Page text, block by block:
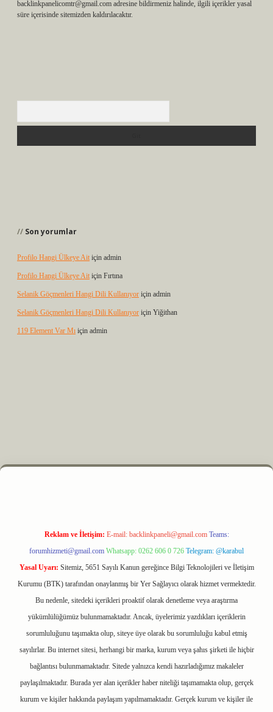
backlinkpanelicomtr@gmail.com adresine bildirmeniz halinde, ilgili içerikler yasal
süre içerisinde sitemizden kaldırılacaktır.
Son yorumlar
Profilo Hangi Ülkeye Ait için admin
Profilo Hangi Ülkeye Ait için Fırtına
Selanik Göçmenleri Hangi Dili Kullanıyor için admin
Selanik Göçmenleri Hangi Dili Kullanıyor için Yiğithan
119 Element Var Mı için admin
elexbet
Reklam ve İletişim: E-mail: backlinkpaneli@gmail.com Teams:
forumhizmeti@gmail.com Whatsapp: 0262 606 0 726 Telegram: @karabul
Yasal Uyarı: Sitemiz, 5651 Sayılı Kanun gereğince Bilgi Teknolojileri ve İletişim
Kurumu (BTK) tarafından onaylanmış bir Yer Sağlayıcı olarak hizmet vermektedir.
Bu nedenle, sitedeki içerikleri proaktif olarak denetleme veya araştırma
yükümlülüğümüz bulunmamaktadır. Ancak, üyelerimiz yazdıkları içeriklerin
sorumluluğunu taşımakta olup, siteye üye olarak bu sorumluluğu kabul etmiş
sayılırlar. Bu internet sitesi, herhangi bir marka, kurum veya şahıs şirketi ile hiçbir
bağlantısı bulunmamaktadır. Sitede yalnızca kendi hazırladığımız makaleler
paylaşılmaktadır. Burada yer alan içerikler haber niteliği taşımamakta olup, gerçek
kurum ve kişiler hakkında paylaşım yapılmamaktadır. Gerçek kurum ve kişiler ile